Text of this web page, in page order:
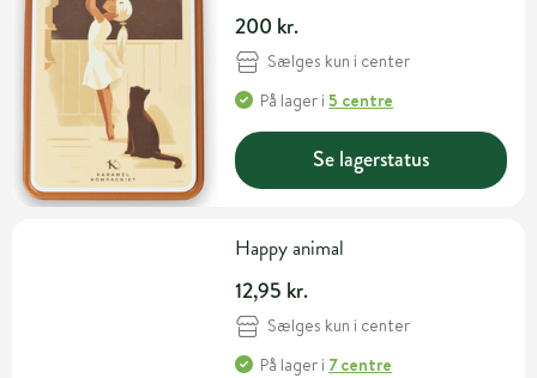
200 kr.
Sælges kun i center
På lager i5 centre
Se lagerstatus
Happy animal
12,95 kr.
Sælges kun i center
På lager i 7 centre